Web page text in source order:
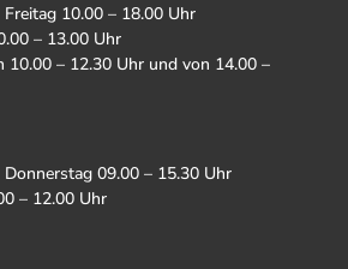
10.00 – 18.00 Uhr
– 13.00 Uhr
10.00 – 12.30 Uhr und von 14.00 –
09.00 – 15.30 Uhr
– 12.00 Uhr